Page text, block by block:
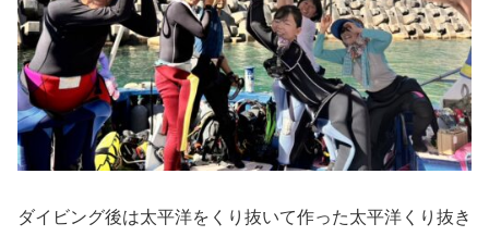
ダイビング後は太平洋をくり抜いて作った太平洋くり抜き